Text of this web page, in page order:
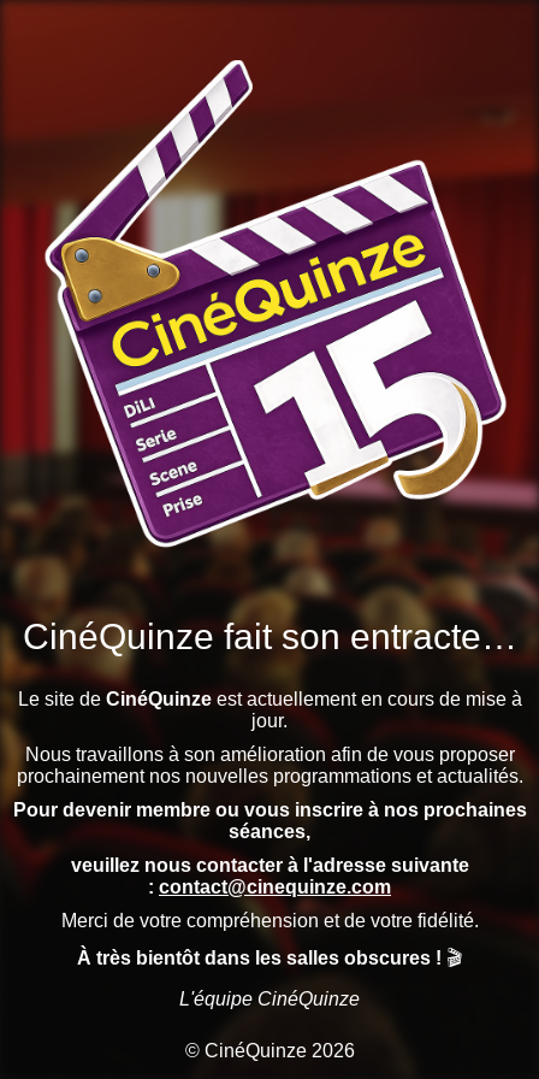
CinéQuinze fait son entracte…
Le site de CinéQuinzeest actuellement en cours de mise à
jour.
Nous travaillons à son amélioration afin de vous proposer
prochainement nos nouvelles programmations et actualités.
Pour devenir membre ou vous inscrire à nos prochaines
séances,
veuillez nous contacter à l'adresse suivante
: contact@cinequinze.com
Merci de votre compréhension et de votre fidélité.
À très bientôt dans les salles obscures ! 🎬
L'équipe CinéQuinze
© CinéQuinze 2026